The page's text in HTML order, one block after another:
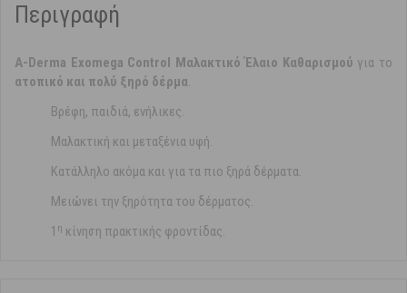
Περιγραφή
A-Derma Exomega Control Μαλακτικό Έλαιο Καθαρισμού για το
ατοπικό και πολύ ξηρό δέρμα.
Βρέφη, παιδιά, ενήλικες.
Μαλακτική και μεταξένια υφή.
Κατάλληλο ακόμα και για τα πιο ξηρά δέρματα.
Μειώνει την ξηρότητα του δέρματος.
1 η κίνηση πρακτικής φροντίδας.